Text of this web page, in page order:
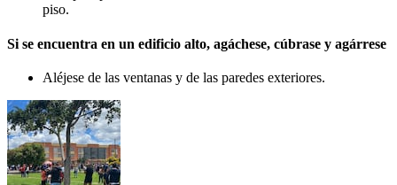
piso.
Si se encuentra en un edificio alto, agáchese, cúbrase y agárrese
Aléjese de las ventanas y de las paredes exteriores.